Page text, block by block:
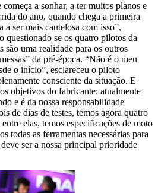
a sonhar, a ter muitos planos e
do ano, quando chega a primeira
a ser mais cautelosa com isso”,
questionado se os quatro pilotos da
uma realidade para os outros
da pré-época. “Não é o meu
o início”, esclareceu o piloto
consciente da situação. E
objetivos do fabricante: atualmente
e é da nossa responsabilidade
de dias de testes, temos agora quatro
elas, temos especificações de moto
todas as ferramentas necessárias para
ser a nossa principal prioridade